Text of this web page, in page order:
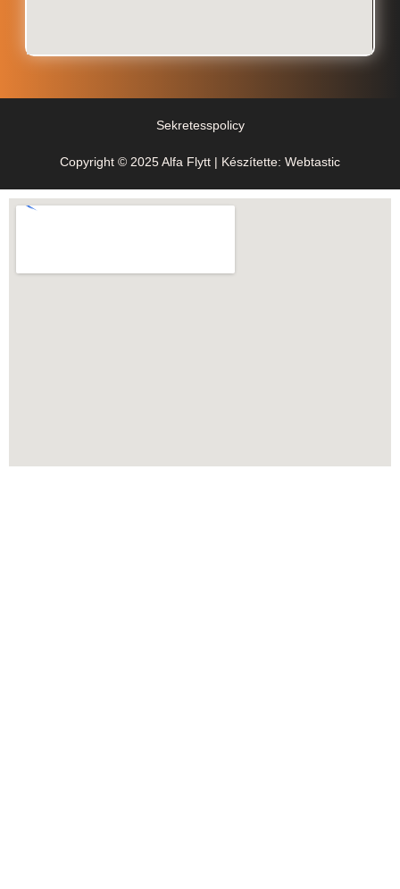
Sekretesspolicy
Copyright © 2025 Alfa Flytt | Készítette: Webtastic